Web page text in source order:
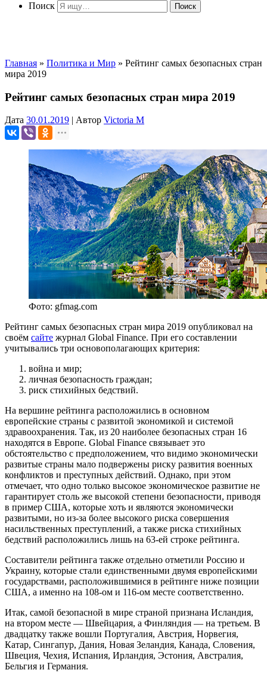
Поиск
Главная » Политика и Мир » Рейтинг самых безопасных стран
мира 2019
Рейтинг самых безопасных стран мира 2019
Дата 30.01.2019 | Автор Victoria M
Фото: gfmag.com
Рейтинг самых безопасных стран мира 2019 опубликовал на
своём сайте журнал Global Finance. При его составлении
учитывались три основополагающих критерия:
война и мир;
личная безопасность граждан;
риск стихийных бедствий.
На вершине рейтинга расположились в основном
европейские страны с развитой экономикой и системой
здравоохранения. Так, из 20 наиболее безопасных стран 16
находятся в Европе. Global Finance связывает это
обстоятельство с предположением, что видимо экономически
развитые страны мало подвержены риску развития военных
конфликтов и преступных действий. Однако, при этом
отмечает, что одно только высокое экономическое развитие не
гарантирует столь же высокой степени безопасности, приводя
в пример США, которые хоть и являются экономически
развитыми, но из-за более высокого риска совершения
насильственных преступлений, а также риска стихийных
бедствий расположились лишь на 63-ей строке рейтинга.
Составители рейтинга также отдельно отметили Россию и
Украину, которые стали единственными двумя европейскими
государствами, расположившимися в рейтинге ниже позиции
США, а именно на 108-ом и 116-ом месте соответственно.
Итак, самой безопасной в мире страной признана Исландия,
на втором месте — Швейцария, а Финляндия — на третьем. В
двадцатку также вошли Португалия, Австрия, Норвегия,
Катар, Сингапур, Дания, Новая Зеландия, Канада, Словения,
Швеция, Чехия, Испания, Ирландия, Эстония, Австралия,
Бельгия и Германия.